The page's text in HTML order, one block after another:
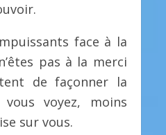
face à la
pas à la merci
de façonner la
vous voyez, moins
sur vous.